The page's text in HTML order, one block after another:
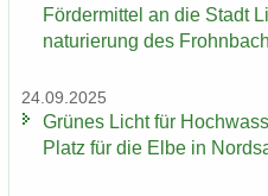
För­der­mit­tel an die Stadt
na­tu­rie­rung des
24.09.2025
Grü­nes Licht für
Platz für die Elbe in